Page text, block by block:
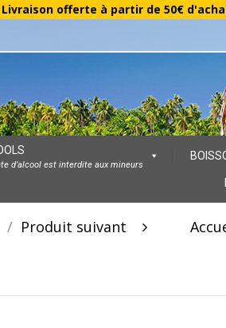
Livraison offerte à partir de 50€
d’alcool est interdite aux mineurs
Produit suivant